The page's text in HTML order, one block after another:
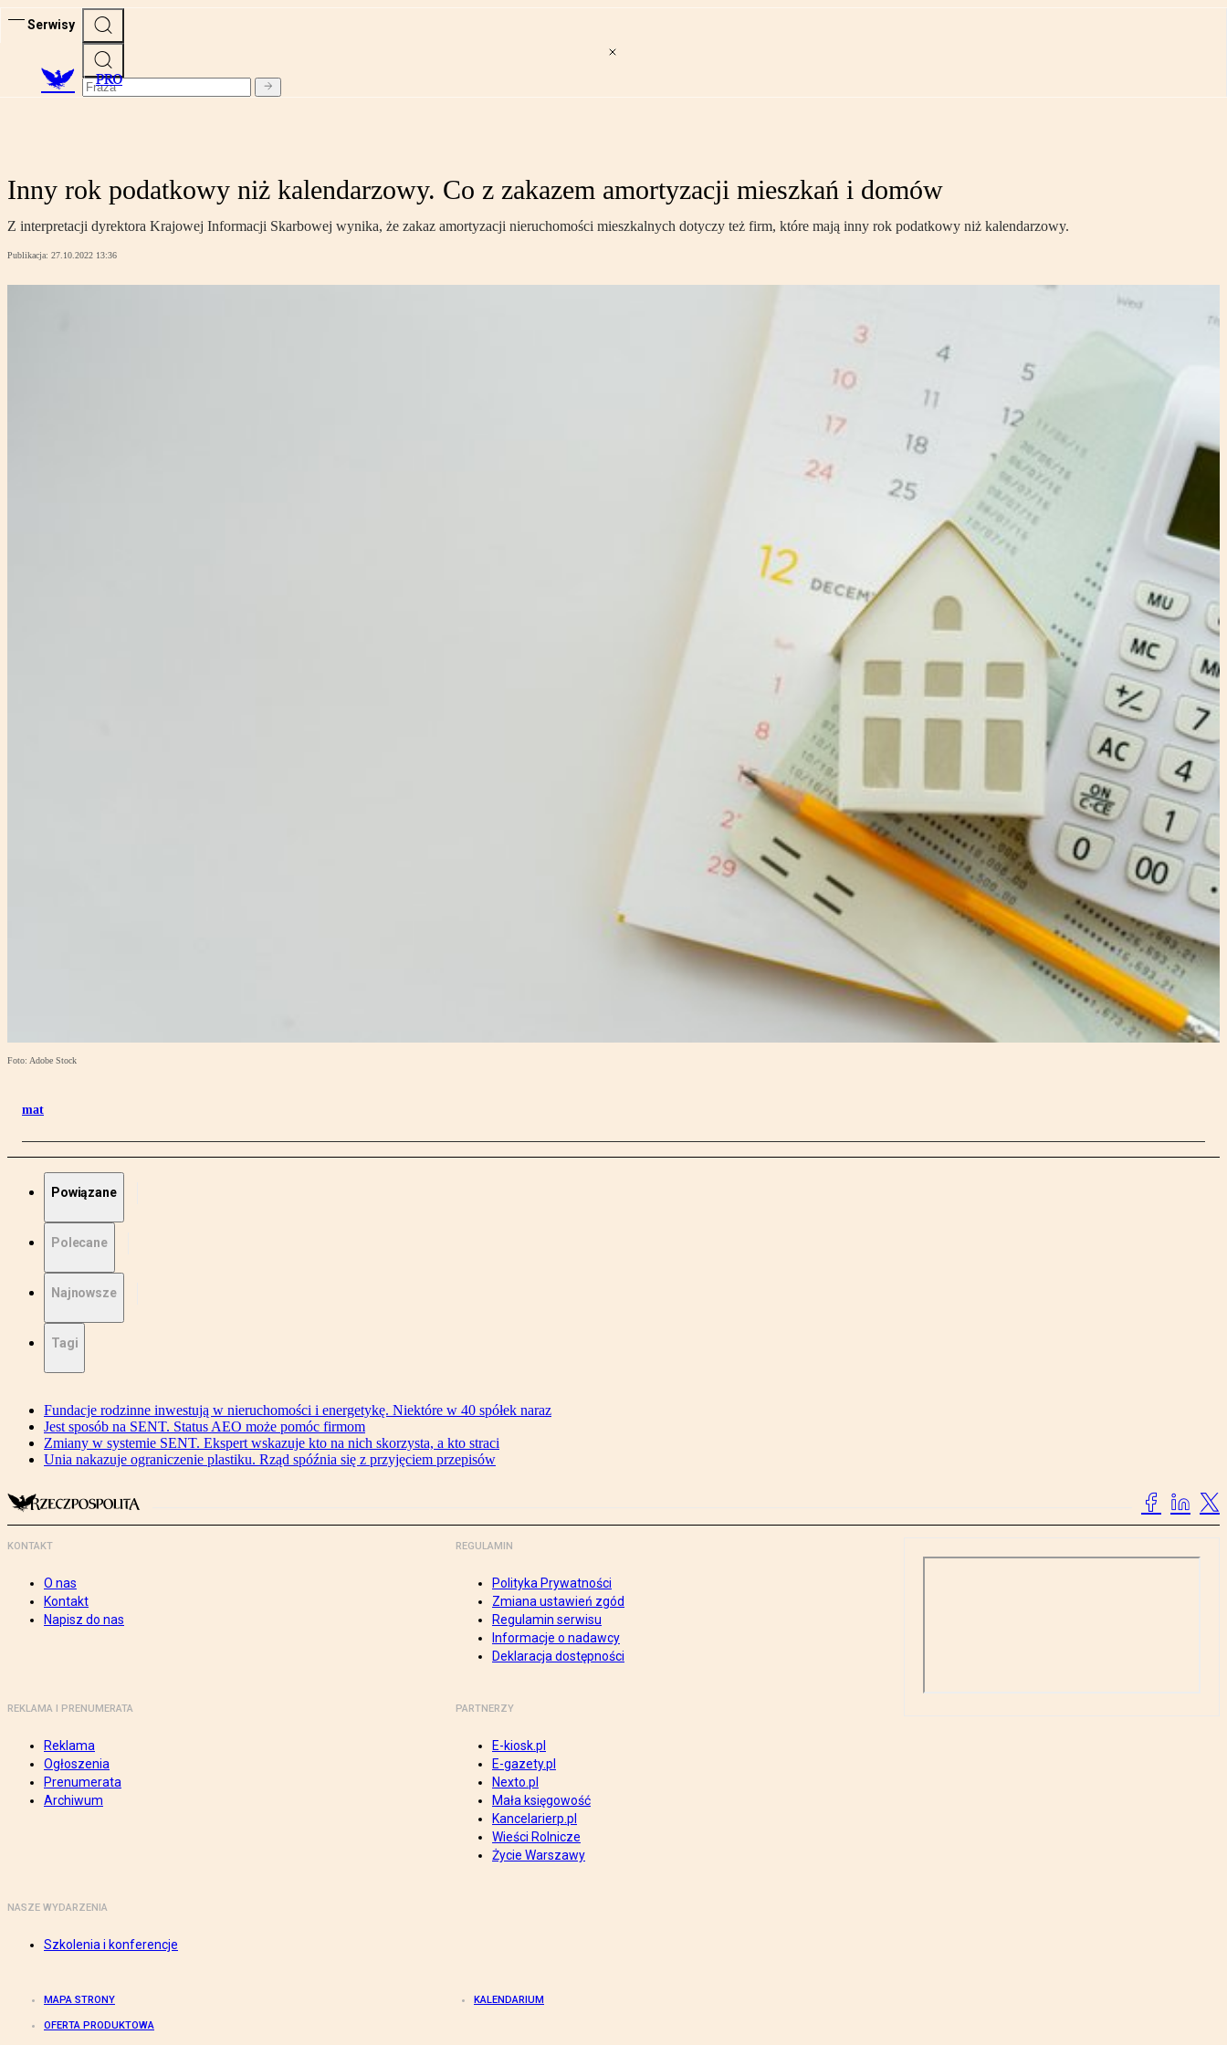
Serwisy
PRO
Inny rok podatkowy niż kalendarzowy. Co z zakazem amortyzacji mieszkań i domów
Z interpretacji dyrektora Krajowej Informacji Skarbowej wynika, że zakaz amortyzacji nieruchomości mieszkalnych dotyczy też firm, które mają inny rok podatkowy niż kalendarzowy.
Publikacja: 27.10.2022 13:36
Foto: Adobe Stock
mat
Powiązane
Polecane
Najnowsze
Tagi
Fundacje rodzinne inwestują w nieruchomości i energetykę. Niektóre w 40 spółek naraz
Jest sposób na SENT. Status AEO może pomóc firmom
Zmiany w systemie SENT. Ekspert wskazuje kto na nich skorzysta, a kto straci
Unia nakazuje ograniczenie plastiku. Rząd spóźnia się z przyjęciem przepisów
KONTAKT
O nas
Kontakt
Napisz do nas
REGULAMIN
Polityka Prywatności
Zmiana ustawień zgód
Regulamin serwisu
Informacje o nadawcy
Deklaracja dostępności
REKLAMA I PRENUMERATA
Reklama
Ogłoszenia
Prenumerata
Archiwum
PARTNERZY
E-kiosk.pl
E-gazety.pl
Nexto.pl
Mała księgowość
Kancelarierp.pl
Wieści Rolnicze
Życie Warszawy
NASZE WYDARZENIA
Szkolenia i konferencje
MAPA STRONY KALENDARIUM
OFERTA PRODUKTOWA